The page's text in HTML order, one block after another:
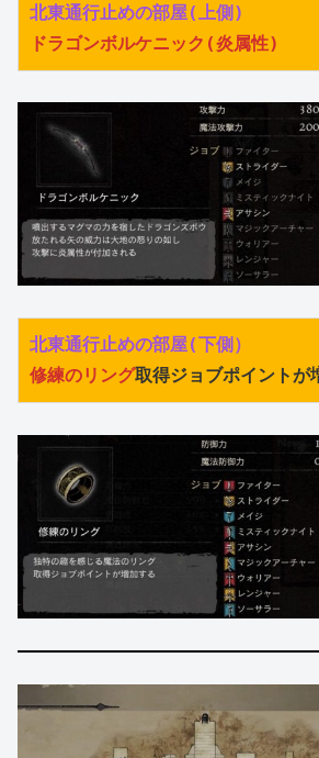
北東通行止めの部屋(上側)
ドラゴンボルケニック(炎属性)
北東通行止めの部屋(下側）
修練のリング取得ジョブポイントが